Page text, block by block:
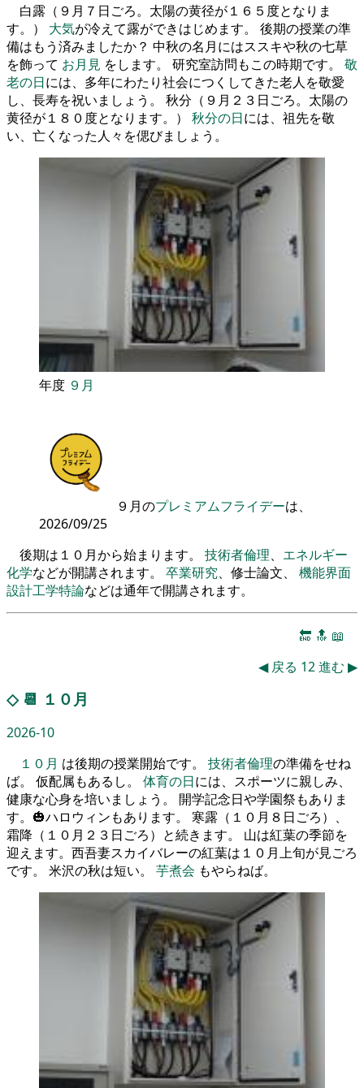
白露（９月７日ごろ。太陽の黄径が１６５度となりま
す。） 大気が冷えて露ができはじめます。 後期の授業の準
備はもう済みましたか？ 中秋の名月にはススキや秋の七草
を飾って お月見 をします。 研究室訪問もこの時期です。 敬
老の日には、多年にわたり社会につくしてきた老人を敬愛
し、長寿を祝いましょう。 秋分（９月２３日ごろ。太陽の
黄径が１８０度となります。） 秋分の日には、祖先を敬
い、亡くなった人々を偲びましょう。
年度 ９月
９月のプレミアムフライデーは、
2026/09/25
後期は１０月から始まります。 技術者倫理、 エネルギー
化学などが開講されます。 卒業研究、修士論文、 機能界面
設計工学特論などは通年で開講されます。
🔚 🔝 📖
◀ 戻る 12進む ▶
◇ 📆 １０月
2026-10
１０月 は後期の授業開始です。 技術者倫理の準備をせね
ば。 仮配属もあるし。 体育の日には、スポーツに親しみ、
健康な心身を培いましょう。 開学記念日や学園祭もありま
す。🎃ハロウィンもあります。 寒露（１０月８日ごろ）、
霜降（１０月２３日ごろ）と続きます。 山は紅葉の季節を
迎えます。西吾妻スカイバレーの紅葉は１０月上旬が見ごろ
です。 米沢の秋は短い。 芋煮会 もやらねば。